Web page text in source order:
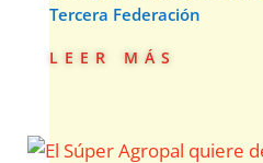
Tercera Federación
leer más